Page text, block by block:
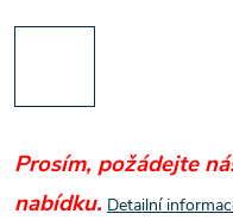
Prosím, požádejte
nabídku. Detailní